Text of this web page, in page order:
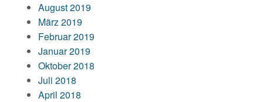
August 2019
März 2019
Februar 2019
Januar 2019
Oktober 2018
Juli 2018
April 2018